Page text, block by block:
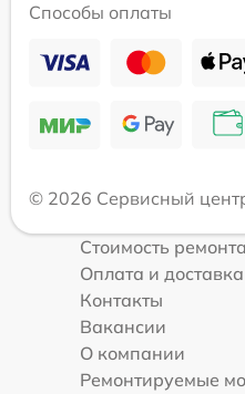
Способы оплаты
© 2026 Сервисный
Стоимость ремонта
Оплата и доставка
Контакты
Вакансии
О компании
Ремонтируемые